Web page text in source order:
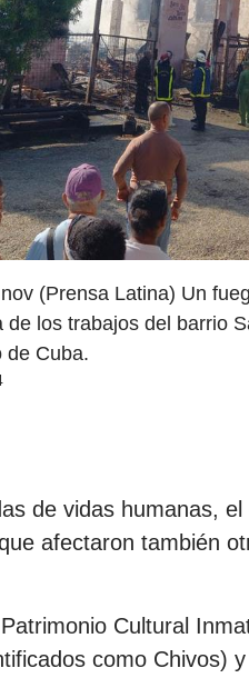
(Prensa Latina) Un
de los trabajos del barrio
de Cuba.
de vidas humanas,
afectaron también
Cultural
como Chivos)